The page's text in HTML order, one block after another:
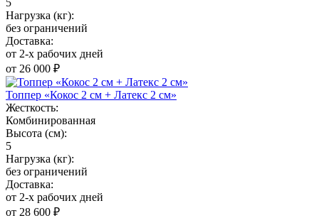
Нагрузка (кг):
без ограничений
Доставка:
от 2-х рабочих дней
от 26 000 ₽
Топпер «Кокос 2 см + Латекс 2 см»
Жесткость:
Комбинированная
Высота (см):
5
Нагрузка (кг):
без ограничений
Доставка:
от 2-х рабочих дней
от 28 600 ₽